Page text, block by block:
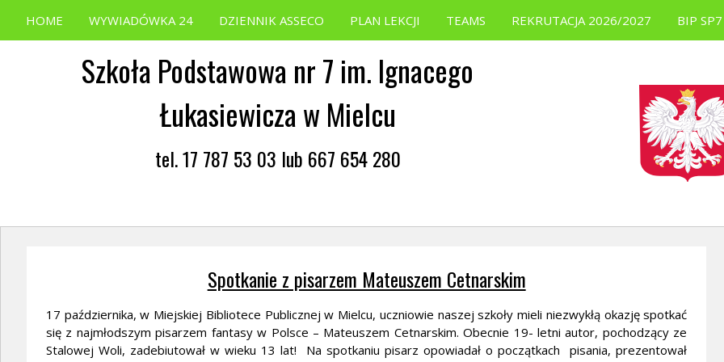
HOME WYWIADÓWKA 24 DZIENNIK ASSECO PLAN LEKCJI TEAMS REKRUTACJA 2026/2027 BIP SP7
Szkoła Podstawowa nr 7 im. Ignacego
Łukasiewicza w Mielcu
tel. 17 787 53 03 lub 667 654 280
Spotkanie z pisarzem Mateuszem Cetnarskim
17 października, w Miejskiej Bibliotece Publicznej w Mielcu, uczniowie naszej szkoły mieli niezwykłą okazję spotkać
się z najmłodszym pisarzem fantasy w Polsce – Mateuszem Cetnarskim. Obecnie 19- letni autor, pochodzący ze
Stalowej Woli, zadebiutował w wieku 13 lat! Na spotkaniu pisarz opowiadał o początkach pisania, prezentował